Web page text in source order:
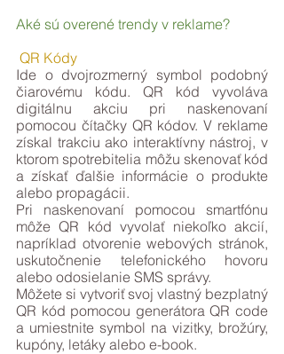
Aké sú overené trendy v reklame?
QR Kódy
Ide o dvojrozmerný symbol podobný
čiarovému kódu. QR kód vyvoláva
digitálnu akciu pri naskenovaní
pomocou čítačky QR kódov. V reklame
získal trakciu ako interaktívny nástroj, v
ktorom spotrebitelia môžu skenovať kód
a získať ďalšie informácie o produkte
alebo propagácii.
Pri naskenovaní pomocou smartfónu
môže QR kód vyvolať niekoľko akcií,
napríklad otvorenie webových stránok,
uskutočnenie telefonického hovoru
alebo odosielanie SMS správy.
Môžete si vytvoriť svoj vlastný bezplatný
QR kód pomocou generátora QR code
a umiestnite symbol na vizitky, brožúry,
kupóny, letáky alebo e-book.